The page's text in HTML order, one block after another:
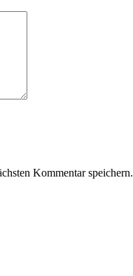
Kommentar speichern.